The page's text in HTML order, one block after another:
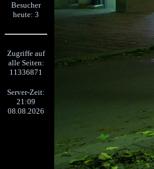
Besucher
heute: 3
Zugriffe auf
alle Seiten:
11336871
Server-Zeit:
21:09
08.08.2026